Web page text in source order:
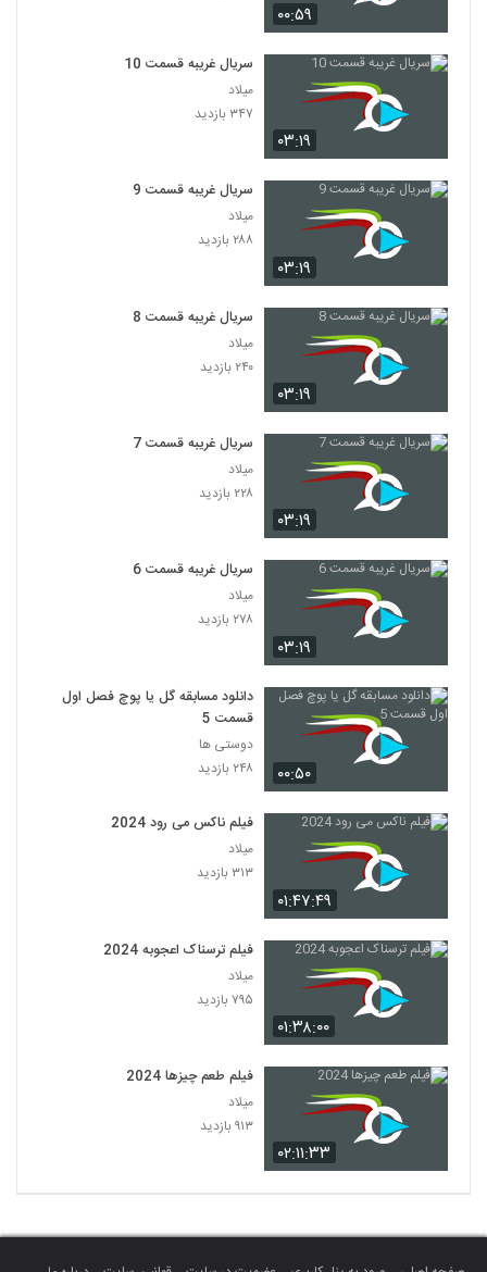
۰۰:۵۹
۰۳:۱۹
سریال غریبه قسمت 10
میلاد
۳۴۷ بازدید
۰۳:۱۹
سریال غریبه قسمت 9
میلاد
۲۸۸ بازدید
۰۳:۱۹
سریال غریبه قسمت 8
میلاد
۲۴۰ بازدید
۰۳:۱۹
سریال غریبه قسمت 7
میلاد
۲۲۸ بازدید
۰۳:۱۹
سریال غریبه قسمت 6
میلاد
۲۷۸ بازدید
۰۰:۵۰
دانلود مسابقه گل یا پوچ فصل اول
قسمت 5
دوستی ها
۲۴۸ بازدید
۰۱:۴۷:۴۹
فیلم ناکس می رود 2024
میلاد
۳۱۳ بازدید
۰۱:۳۸:۰۰
فیلم ترسناک اعجوبه 2024
میلاد
۷۹۵ بازدید
۰۲:۱۱:۳۳
فیلم طعم چیزها 2024
میلاد
۹۱۳ بازدید